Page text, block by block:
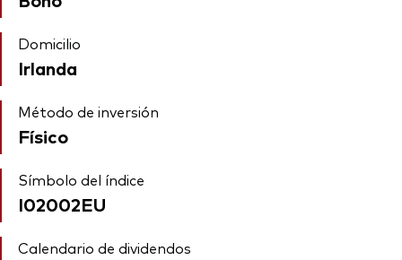
Domicilio
Irlanda
Método de inversión
Físico
Símbolo del índice
I02002EU
Calendario de dividendos